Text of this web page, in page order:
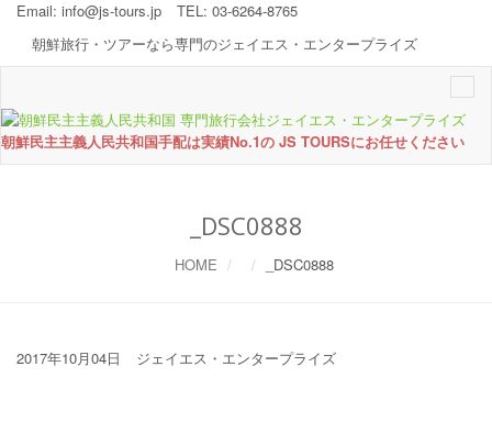
Email: info@js-tours.jp
TEL: 03-6264-8765
朝鮮旅行・ツアーなら専門のジェイエス・エンタープライズ
朝鮮民主主義人民共和国手配は実績No.1の JS TOURSにお任せください
_DSC0888
HOME _DSC0888
2017年10月04日 ジェイエス・エンタープライズ